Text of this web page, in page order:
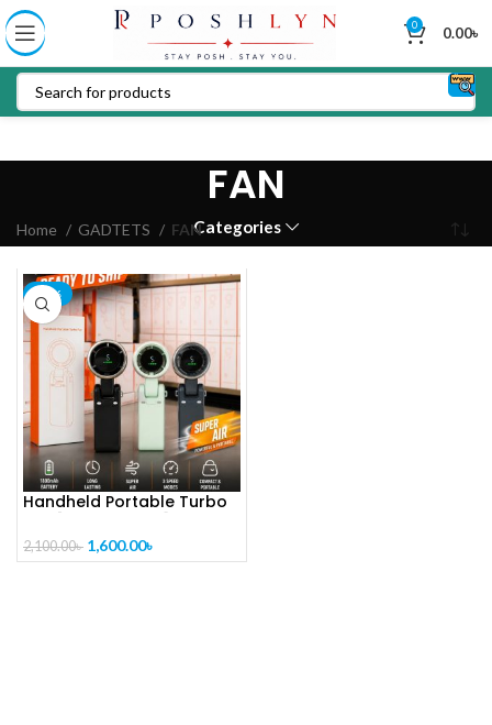
0 0.00৳
FAN
Categories
Home GADTETS FAN
-24%
Handheld Portable Turbo
2,100.00৳ 1,600.00৳